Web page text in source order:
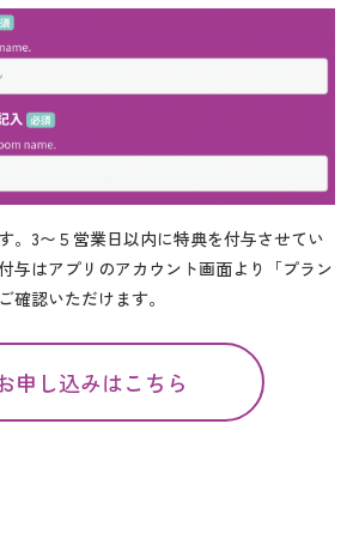
。3〜５営業日以内に特典を付与させてい
与はアプリのアカウント画面より「プラン
確認いただけます。
申し込みはこちら